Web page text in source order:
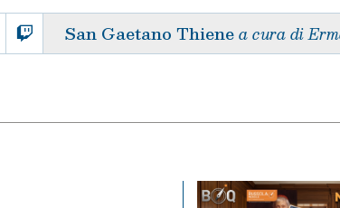
San Gaetano Thiene a cura di